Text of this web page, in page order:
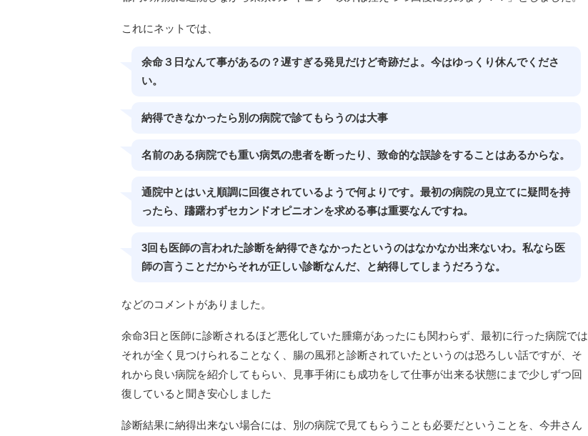
これにネットでは、
余命３日なんて事があるの？遅すぎる発見だけど奇跡だよ。今はゆっくり休んでくださ
い。
納得できなかったら別の病院で診てもらうのは大事
名前のある病院でも重い病気の患者を断ったり、致命的な誤診をすることはあるからな。
通院中とはいえ順調に回復されているようで何よりです。最初の病院の見立てに疑問を持
ったら、躊躇わずセカンドオピニオンを求める事は重要なんですね。
3回も医師の言われた診断を納得できなかったというのはなかなか出来ないわ。私なら医
師の言うことだからそれが正しい診断なんだ、と納得してしまうだろうな。
などのコメントがありました。
余命3日と医師に診断されるほど悪化していた腫瘍があったにも関わらず、最初に行った病院では
それが全く見つけられることなく、腸の風邪と診断されていたというのは恐ろしい話ですが、そ
れから良い病院を紹介してもらい、見事手術にも成功をして仕事が出来る状態にまで少しずつ回
復していると聞き安心しました
診断結果に納得出来ない場合には、別の病院で見てもらうことも必要だということを、今井さん